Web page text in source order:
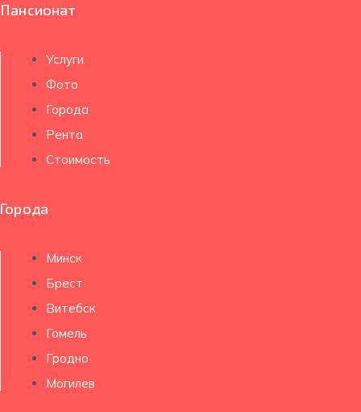
Пансионат
Услуги
Фото
Города
Рента
Стоимость
Города
Минск
Брест
Витебск
Гомель
Гродно
Могилев